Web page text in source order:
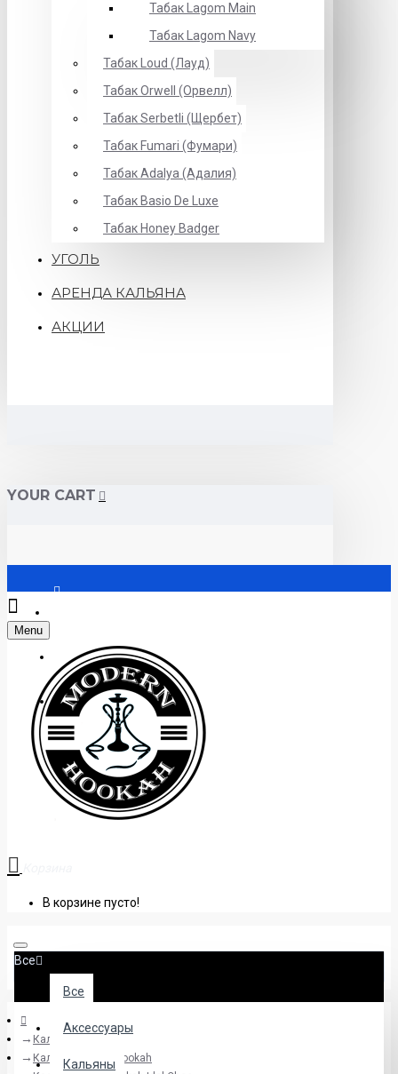
Табак Lagom Main
Табак Lagom Navy
Табак Loud (Лауд)
Табак Orwell (Орвелл)
Табак Serbetli (Щербет)
Табак Fumari (Фумари)
Табак Adalya (Адалия)
Табак Basio De Luxe
Табак Honey Badger
УГОЛЬ
АРЕНДА КАЛЬЯНА
АКЦИИ
YOUR CART
Регистрация
+38 (095) 945 04 33
Menu
В корзине пусто!
Все
Все
Аксессуары
Кальяны
Кальяны
Кальяны Totem Hookah